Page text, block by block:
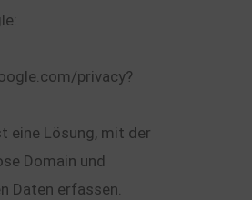
privacy?
eine Lösung, mit der
Domain und
Daten erfassen.